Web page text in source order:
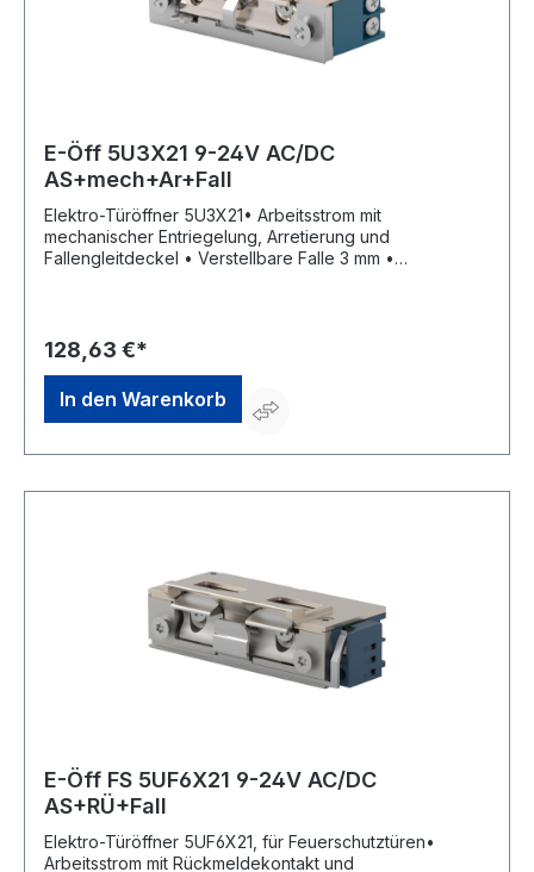
E-Öff 5U3X21 9-24V AC/DC
AS+mech+Ar+Fall
Elektro-Türöffner 5U3X21• Arbeitsstrom mit
mechanischer Entriegelung, Arretierung und
Fallengleitdeckel • Verstellbare Falle 3 mm •
Aufbruchfestigkeit 4.800 N • Aufgrund seiner geringen
Maße in sehr schmalen Türprofilen einbaubarHersteller:
OPENERS & CLOSERS, Calle Agricultura Nave 1217,
08980 Sant Feliu de Llobregat, Barcelona, ES, +34 934
080 515, info@openers-closers.com
128,63 €*
In den Warenkorb
E-Öff FS 5UF6X21 9-24V AC/DC
AS+RÜ+Fall
Elektro-Türöffner 5UF6X21, für Feuerschutztüren•
Arbeitsstrom mit Rückmeldekontakt und